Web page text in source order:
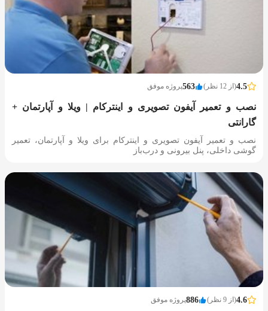
4.5(از 12 نظر) 563پروژه موفق
نصب و تعمیر آیفون تصویری و اینترکام | ویلا و آپارتمان +
گارانتی
نصب و تعمیر آیفون تصویری و اینترکام برای ویلا و آپارتمان، تعمیر
گوشی داخلی، پنل بیرونی و درب‌باز‌
4.6(از 9 نظر) 886پروژه موفق